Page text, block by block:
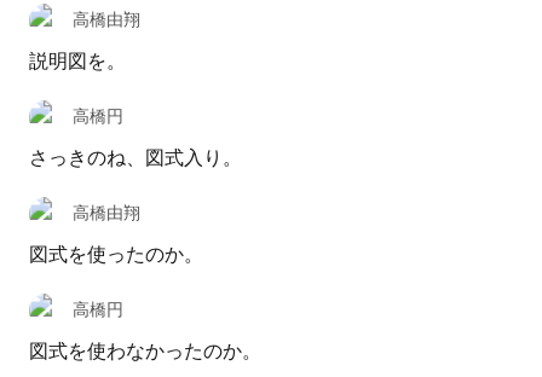
高橋由翔
説明図を。
高橋円
さっきのね、図式入り。
高橋由翔
図式を使ったのか。
高橋円
図式を使わなかったのか。